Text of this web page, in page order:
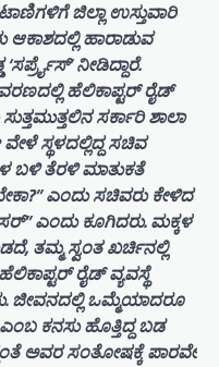
ಜಿಲ್ಲಾ ಉಸ್ತುವಾರಿ
ಹಾರಾಡುವ
ನೀಡಿದ್ದಾರೆ.
ಹೆಲಿಕಾಪ್ಟರ್ ರೈಡ್
ಸರ್ಕಾರಿ ಶಾಲಾ
ಸ್ಥಳದಲ್ಲಿದ್ದ ಸಚಿವ
ತೆರಳಿ ಮಾತುಕತೆ
ಎಂದು ಸಚಿವರು ಕೇಳಿದ
ಎಂದು ಕೂಗಿದರು. ಮಕ್ಕಳ
ತಮ್ಮ ಸ್ವಂತ ಖರ್ಚಿನಲ್ಲಿ
ರೈಡ್ ವ್ಯವಸ್ಥೆ
ಜೀವನದಲ್ಲಿ ಒಮ್ಮೆಯಾದರೂ
ಕನಸು ಹೊತ್ತಿದ್ದ ಬಡ
ಅವರ ಸಂತೋಷಕ್ಕೆ ಪಾರವೇ